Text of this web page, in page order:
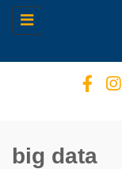
Toggle
navigation
big data